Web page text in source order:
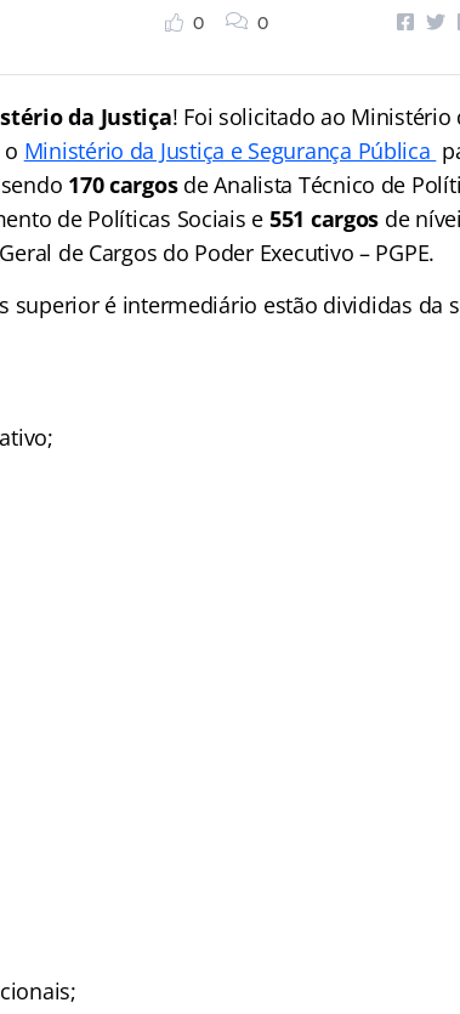
0 0
da Justiça! Foi solicitado ao Ministério
Ministério da Justiça e Segurança Pública
170 cargosde Analista Técnico de
de Políticas Sociais e 551 cargos de
de Cargos do Poder Executivo – PGPE.
superior é intermediário estão divididas da